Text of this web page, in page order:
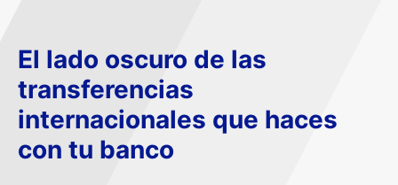
El lado oscuro de las
transferencias
internacionales que haces
con tu banco